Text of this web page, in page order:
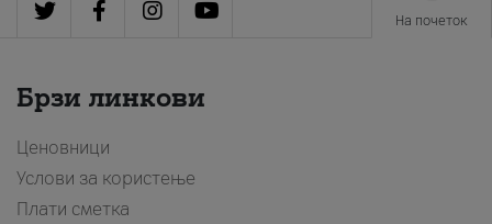
На почеток
Брзи линкови
Ценовници
Услови за користење
Плати сметка